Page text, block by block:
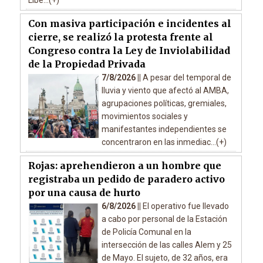
Con masiva participación e incidentes al
cierre, se realizó la protesta frente al
Congreso contra la Ley de Inviolabilidad
de la Propiedad Privada
7/8/2026 || A pesar del temporal de
lluvia y viento que afectó al AMBA,
agrupaciones políticas, gremiales,
movimientos sociales y
manifestantes independientes se
concentraron en las inmediac...(+)
Rojas: aprehendieron a un hombre que
registraba un pedido de paradero activo
por una causa de hurto
6/8/2026 ||
El operativo fue llevado
a cabo por personal de la Estación
de Policía Comunal en la
intersección de las calles Alem y 25
de Mayo. El sujeto, de 32 años, era